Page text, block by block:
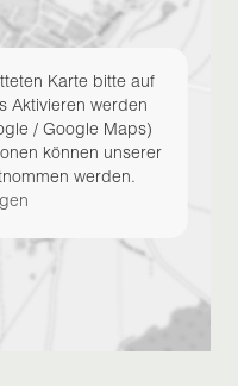
Karte bitte auf
Aktivieren werden
/ Google Maps)
können unserer
werden.